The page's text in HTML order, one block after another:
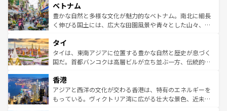
参照してほしい。
容にもいいと評判のスイーツなど、バラエティ豊かな料理
が味わえる。 なお、新着の台湾情報は コンテンツ一覧を参
照してほしい。
き、地方に足を延ばせば四季折々の自然美を楽しむことが
できる。そして、キムチや焼肉、絶品のストリートフード
まで、さまざまな韓国料理が待っている。夜には、韓国な
リティに包まれながら、韓国の多彩な魅力を心ゆくまで味
わってみてほしい。 なお、新着の韓国情報はコンテンツ一
覧を参照してほしい。
ベトナム
豊かな自然と多様な文化が魅力的なベトナム。南北に細長
く伸びる国土には、広大な田園風景や青々とした山々、世
急速な発展と共に伝統が息づく。ハノイの古い町並みやホ
ーチミン市のフランス統治時代の建物も、独特の雰囲気を
醸し出している。また、バラエティの豊かさとおいしさで
とつ。フォーやバインミー、ベトナムコーヒーなどは、ぜ
ひ現地で味わいたい。どの地域を訪れてもあたたかい人々
が旅行者を迎えてくれるので、きっと忘れられない旅にな
タイ
タイは、東南アジアに位置する豊かな自然と歴史が息づく
国だ。首都バンコクは高層ビルが立ち並ぶ一方、伝統的な
の活気が交差している。北部ではチェンマイなどの山岳地
帯で自然と触れ合い、南部ではプーケットやクラビの美し
いビーチでリゾート気分を楽しむことができる。タイ料理
香港
アジアと西洋の文化が交わる香港は、特有のエネルギーを
もっている。ヴィクトリア湾に広がる壮大な景色、近未来